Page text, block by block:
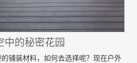
中的秘密花园
铺装材料，如何去选择呢？现在户外